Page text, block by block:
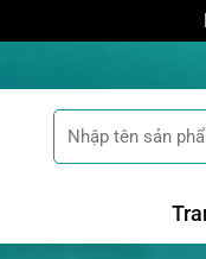
Tìm
kiếm: